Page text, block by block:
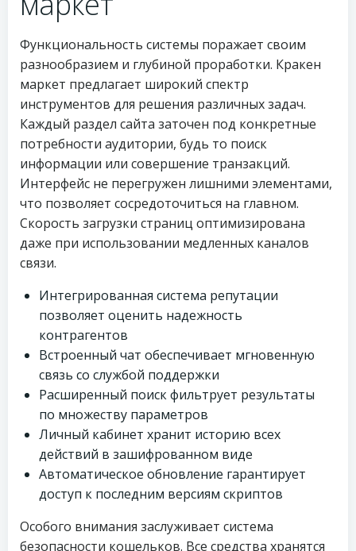
Функциональность системы поражает своим
разнообразием и глубиной проработки. Кракен
маркет предлагает широкий спектр
инструментов для решения различных задач.
Каждый раздел сайта заточен под конкретные
потребности аудитории, будь то поиск
информации или совершение транзакций.
Интерфейс не перегружен лишними элементами,
что позволяет сосредоточиться на главном.
Скорость загрузки страниц оптимизирована
даже при использовании медленных каналов
связи.
Интегрированная система репутации
позволяет оценить надежность
контрагентов
Встроенный чат обеспечивает мгновенную
связь со службой поддержки
Расширенный поиск фильтрует результаты
по множеству параметров
Личный кабинет хранит историю всех
действий в зашифрованном виде
Автоматическое обновление гарантирует
доступ к последним версиям скриптов
Особого внимания заслуживает система
безопасности кошельков. Все средства хранятся